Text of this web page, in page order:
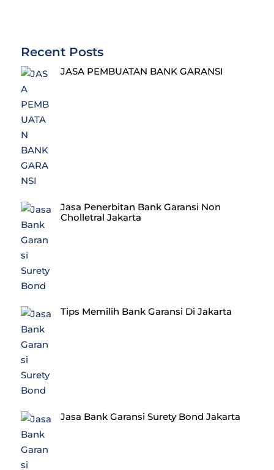
Recent Posts
JASA PEMBUATAN BANK GARANSI
Jasa Penerbitan Bank Garansi Non
Cholletral Jakarta
Tips Memilih Bank Garansi Di Jakarta
Jasa Bank Garansi Surety Bond Jakarta